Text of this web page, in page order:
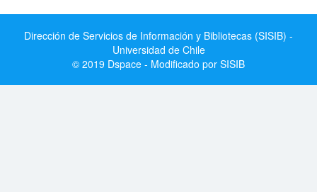
Dirección de Servicios de Información y Bibliotecas (SISIB) -
Universidad de Chile
© 2019 Dspace - Modificado por SISIB